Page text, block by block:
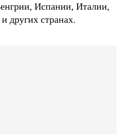
Испании, Италии,
других странах.